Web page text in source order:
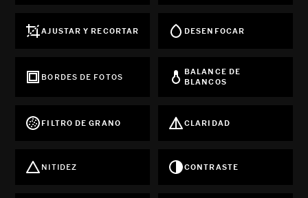
AJUSTAR Y RECORTAR DESENFOCAR
BORDES DE FOTOS
BALANCE DE
BLANCOS
FILTRO DE GRANO CLARIDAD
NITIDEZ CONTRASTE